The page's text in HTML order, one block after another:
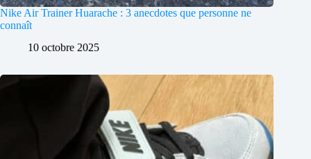
Nike Air Trainer Huarache : 3 anecdotes que personne ne
connaît
10 octobre 2025